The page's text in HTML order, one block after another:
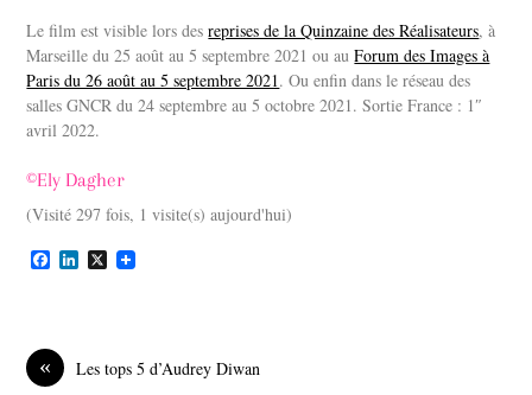
Le film est visible lors desreprises de la Quinzaine des Réalisateurs, à
Marseille du 25 août au 5 septembre 2021 ou auForum des Images à
Paris du 26 août au 5 septembre 2021. Ou enfin dans le réseau des
salles GNCR du 24 septembre au 5 octobre 2021. Sortie France : 1″
avril 2022.
©Ely Dagher
(Visité 297 fois, 1 visite(s) aujourd'hui)
F
o
o
L
I
X
« Les tops 5 d’Audrey Diwan